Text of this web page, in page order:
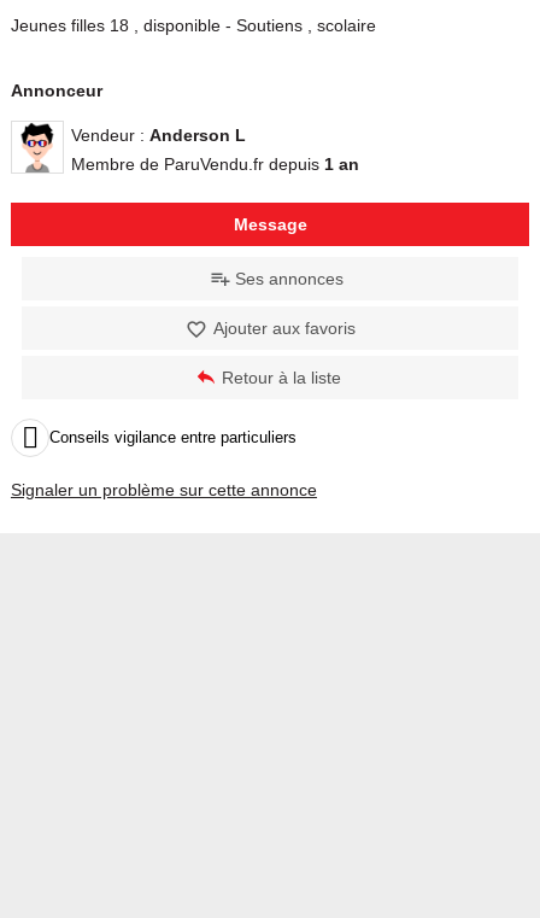
Jeunes filles 18 , disponible - Soutiens , scolaire
Annonceur
Vendeur : Anderson L
Membre de ParuVendu.fr depuis 1 an
Message
Ses annonces
Ajouter aux favoris
Retour à la liste
 Conseils vigilance entre particuliers
Signaler un problème sur cette annonce